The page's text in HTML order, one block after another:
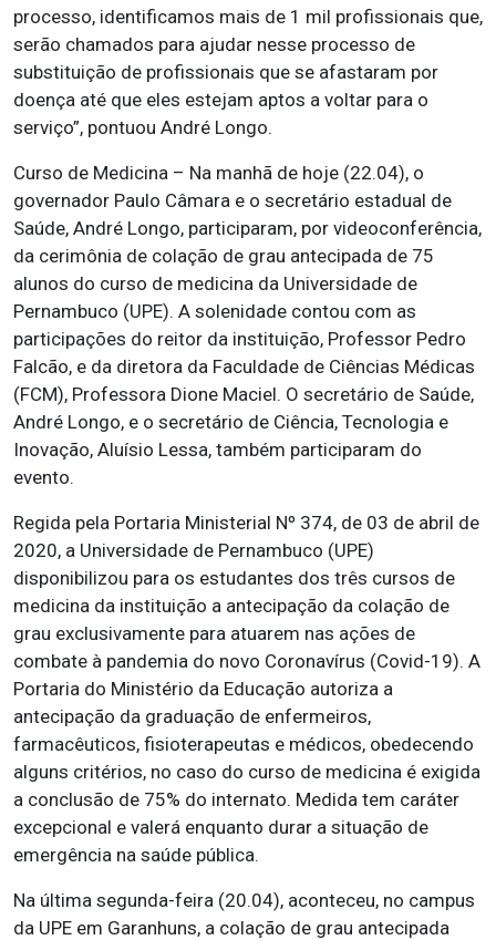
processo, identificamos mais de 1 mil profissionais que,
serão chamados para ajudar nesse processo de
substituição de profissionais que se afastaram por
doença até que eles estejam aptos a voltar para o
serviço”, pontuou André Longo.
Curso de Medicina – Na manhã de hoje (22.04), o
governador Paulo Câmara e o secretário estadual de
Saúde, André Longo, participaram, por videoconferência,
da cerimônia de colação de grau antecipada de 75
alunos do curso de medicina da Universidade de
Pernambuco (UPE). A solenidade contou com as
participações do reitor da instituição, Professor Pedro
Falcão, e da diretora da Faculdade de Ciências Médicas
(FCM), Professora Dione Maciel. O secretário de Saúde,
André Longo, e o secretário de Ciência, Tecnologia e
Inovação, Aluísio Lessa, também participaram do
evento.
Regida pela Portaria Ministerial Nº 374, de 03 de abril de
2020, a Universidade de Pernambuco (UPE)
disponibilizou para os estudantes dos três cursos de
medicina da instituição a antecipação da colação de
grau exclusivamente para atuarem nas ações de
combate à pandemia do novo Coronavírus (Covid-19). A
Portaria do Ministério da Educação autoriza a
antecipação da graduação de enfermeiros,
farmacêuticos, fisioterapeutas e médicos, obedecendo
alguns critérios, no caso do curso de medicina é exigida
a conclusão de 75% do internato. Medida tem caráter
excepcional e valerá enquanto durar a situação de
emergência na saúde pública.
Na última segunda-feira (20.04), aconteceu, no campus
da UPE em Garanhuns, a colação de grau antecipada